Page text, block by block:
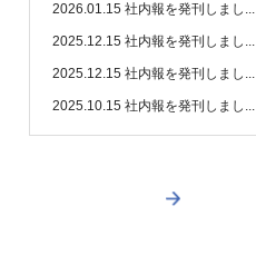
2026.01.15 社内報を発刊しまし...
2025.12.15 社内報を発刊しまし...
2025.12.15 社内報を発刊しまし...
2025.10.15 社内報を発刊しまし...